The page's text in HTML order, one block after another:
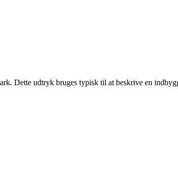
Dette udtryk bruges typisk til at beskrive en